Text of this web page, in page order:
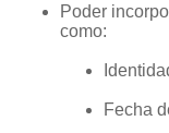
Poder
como:
Fecha